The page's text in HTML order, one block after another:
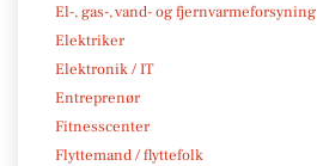
El-, gas-, vand- og fjernvarmeforsyning
Elektriker
Elektronik / IT
Entreprenør
Fitnesscenter
Flyttemand / flyttefolk